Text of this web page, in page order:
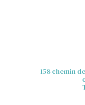
158 chemin